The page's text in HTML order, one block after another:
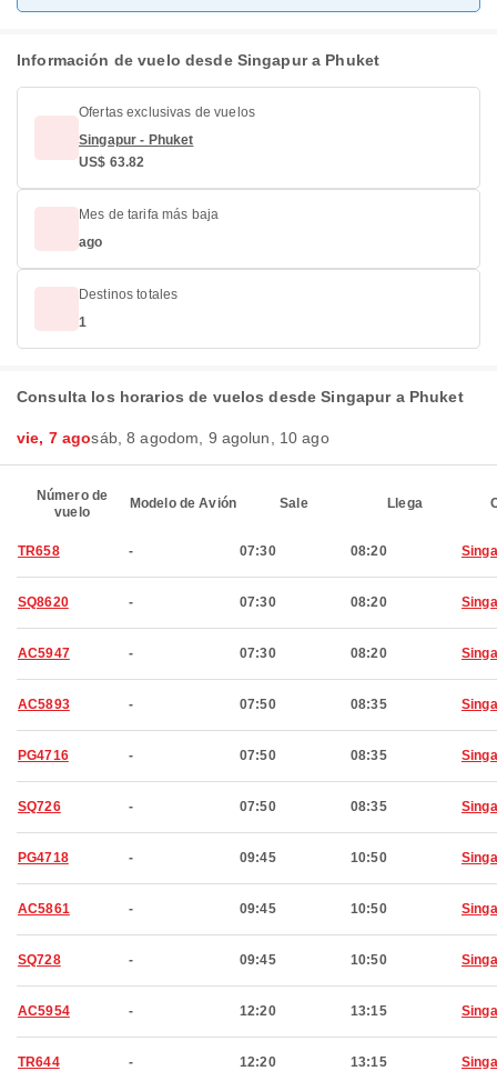
Información de vuelo desde Singapur a Phuket
Ofertas exclusivas de vuelos
Singapur - Phuket
US$ 63.82
Mes de tarifa más baja
ago
Destinos totales
1
Consulta los horarios de vuelos desde Singapur a Phuket
vie, 7 agosáb, 8 agodom, 9 agolun, 10 ago
Número de
vuelo
Modelo de Avión Sale Llega
TR658 - 07:30 08:20
SQ8620 - 07:30 08:20
AC5947 - 07:30 08:20
AC5893 - 07:50 08:35
PG4716 - 07:50 08:35
SQ726 - 07:50 08:35
PG4718 - 09:45 10:50
AC5861 - 09:45 10:50
SQ728 - 09:45 10:50
AC5954 - 12:20 13:15
TR644 - 12:20 13:15